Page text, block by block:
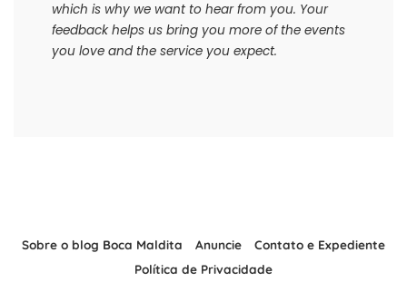
which is why we want to hear from you. Your
feedback helps us bring you more of the events
you love and the service you expect.
Sobre o blog Boca Maldita Anuncie
Contato e Expediente
Política de Privacidade